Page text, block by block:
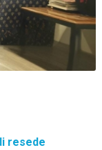
resede